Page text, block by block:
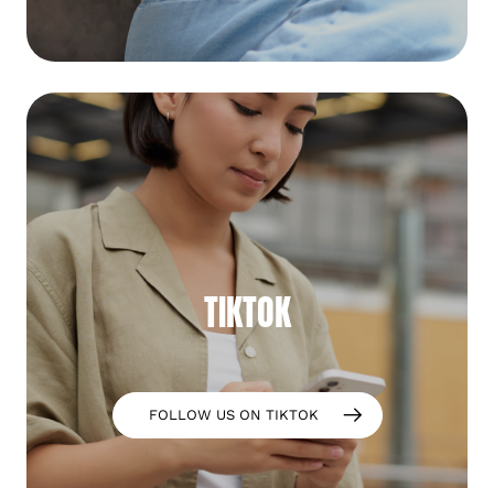
TIKTOK
FOLLOW US ON TIKTOK